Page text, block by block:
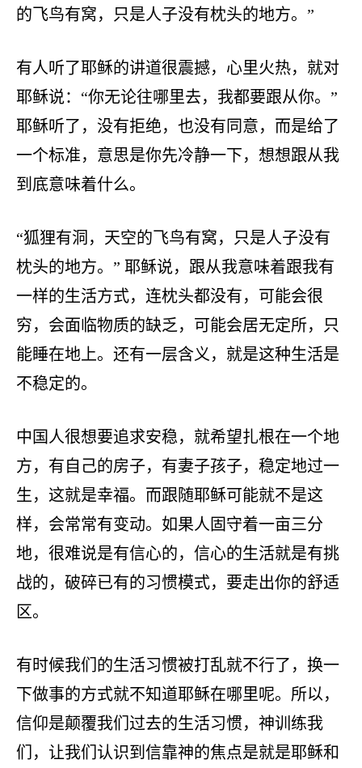
的飞鸟有窝，只是人子没有枕头的地方。”
有人听了耶稣的讲道很震撼，心里火热，就对
耶稣说：“你无论往哪里去，我都要跟从你。”
耶稣听了，没有拒绝，也没有同意，而是给了
一个标准，意思是你先冷静一下，想想跟从我
到底意味着什么。
“狐狸有洞，天空的飞鸟有窝，只是人子没有
枕头的地方。” 耶稣说，跟从我意味着跟我有
一样的生活方式，连枕头都没有，可能会很
穷，会面临物质的缺乏，可能会居无定所，只
能睡在地上。还有一层含义，就是这种生活是
不稳定的。
中国人很想要追求安稳，就希望扎根在一个地
方，有自己的房子，有妻子孩子，稳定地过一
生，这就是幸福。而跟随耶稣可能就不是这
样，会常常有变动。如果人固守着一亩三分
地，很难说是有信心的，信心的生活就是有挑
战的，破碎已有的习惯模式，要走出你的舒适
区。
有时候我们的生活习惯被打乱就不行了，换一
下做事的方式就不知道耶稣在哪里呢。所以，
信仰是颠覆我们过去的生活习惯，神训练我
们，让我们认识到信靠神的焦点是就是耶稣和